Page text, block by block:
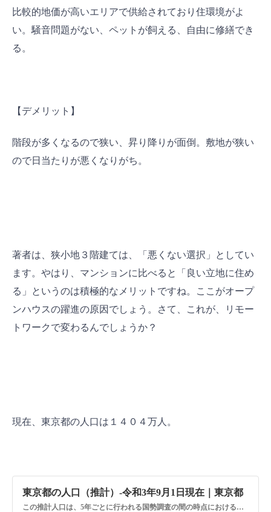
比較的地価が高いエリアで供給されており住環境がよ
い。騒音問題がない、ペットが飼える、自由に修繕でき
る。
【デメリット】
階段が多くなるので狭い、昇り降りが面倒。敷地が狭い
ので日当たりが悪くなりがち。
著者は、狭小地３階建ては、「悪くない選択」としてい
ます。やはり、マンションに比べると「良い立地に住め
る」というのは積極的なメリットですね。ここがオープ
ンハウスの躍進の原因でしょう。さて、これが、リモー
トワークで変わるんでしょうか？
現在、東京都の人口は１４０４万人。
東京都の人口（推計）-令和3年9月1日現在｜東京都
この推計人口は、5年ごとに行われる国勢調査の間の時点における各月の人口を把握するため、令和2年10月1日現在の国勢調査人口（速報値）を基準とし、これに毎月の住民基本台帳人口の増減数を加えて推計したものです。